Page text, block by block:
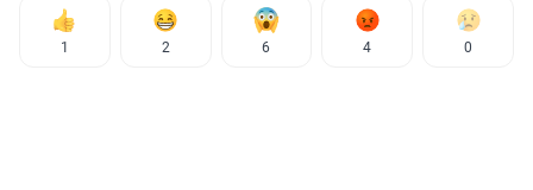
1 2 6 4 0